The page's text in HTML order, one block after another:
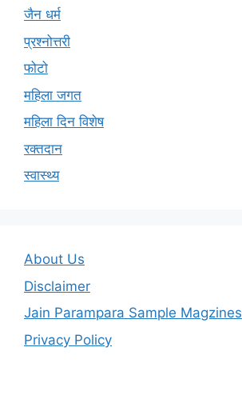
जैन धर्म
प्रश्नोत्तरी
फोटो
महिला जगत
महिला दिन विशेष
रक्तदान
स्वास्थ्य
About Us
Disclaimer
Jain Parampara Sample Magzines
Privacy Policy